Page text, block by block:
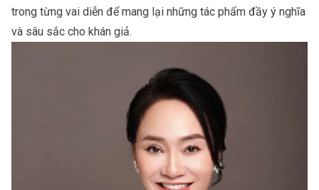
trong từng vai diễn để mang lại những tác phẩm đầy ý nghĩa
và sâu sắc cho khán giả.